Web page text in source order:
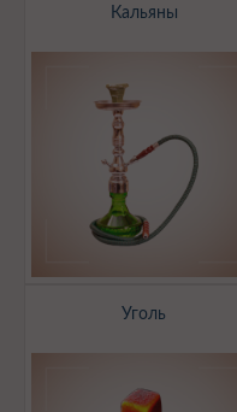
Кальяны
Уголь